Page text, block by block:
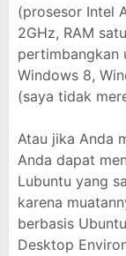
(prosesor Intel
2GHz, RAM
pertimbangkan
Windows 8,
(saya tidak
Atau jika Anda
Anda dapat
Lubuntu yang
karena
berbasis
Desktop